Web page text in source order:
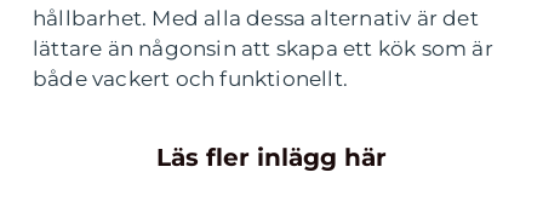
hållbarhet. Med alla dessa alternativ är det
lättare än någonsin att skapa ett kök som är
både vackert och funktionellt.
Läs fler inlägg här